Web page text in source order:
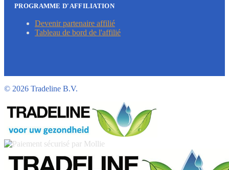
PROGRAMME D'AFFILIATION
Devenir partenaire affilié
Tableau de bord de l'affilié
© 2026 Tradeline B.V.